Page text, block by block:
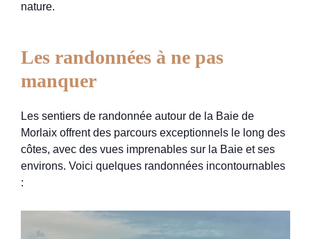
nature.
Les randonnées à ne pas
manquer
Les sentiers de randonnée autour de la Baie de
Morlaix offrent des parcours exceptionnels le long des
côtes, avec des vues imprenables sur la Baie et ses
environs. Voici quelques randonnées incontournables
: